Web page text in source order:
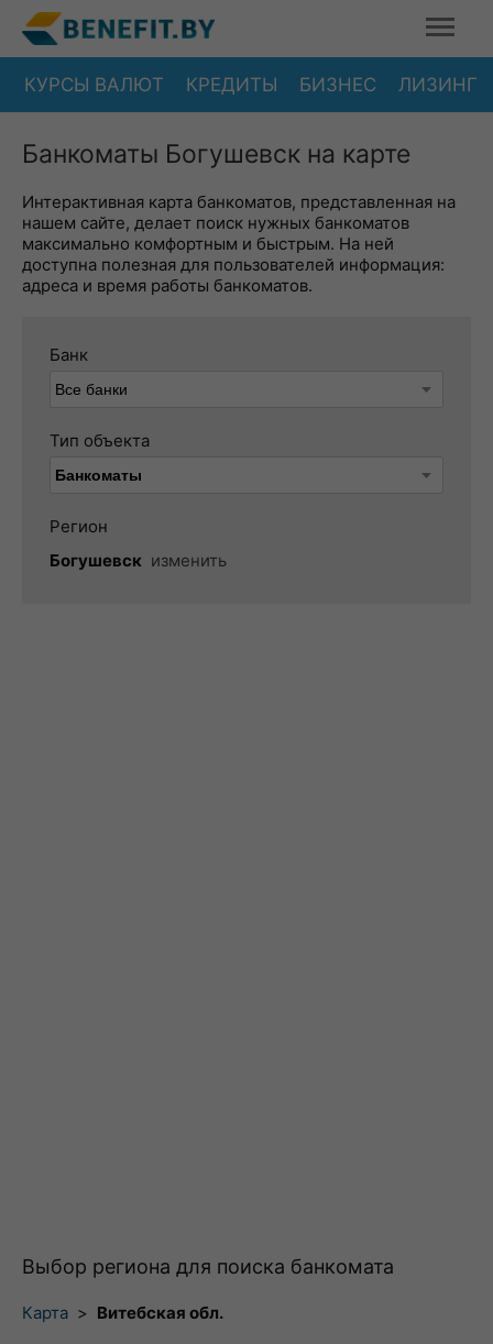
КУРСЫ ВАЛЮТ КРЕДИТЫ БИЗНЕС ЛИЗИНГ
Банкоматы Богушевск на карте
Интерактивная карта банкоматов, представленная на
нашем сайте, делает поиск нужных банкоматов
максимально комфортным и быстрым. На ней
доступна полезная для пользователей информация:
адреса и время работы банкоматов.
Банк
Тип объекта
Регион
Богушевск изменить
Выбор региона для поиска банкомата
Карта > Витебская обл.